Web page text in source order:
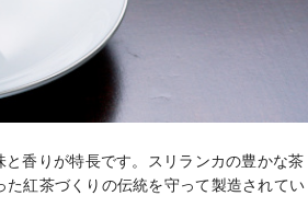
香りが特長です。スリランカの豊かな茶
紅茶づくりの伝統を守って製造されてい